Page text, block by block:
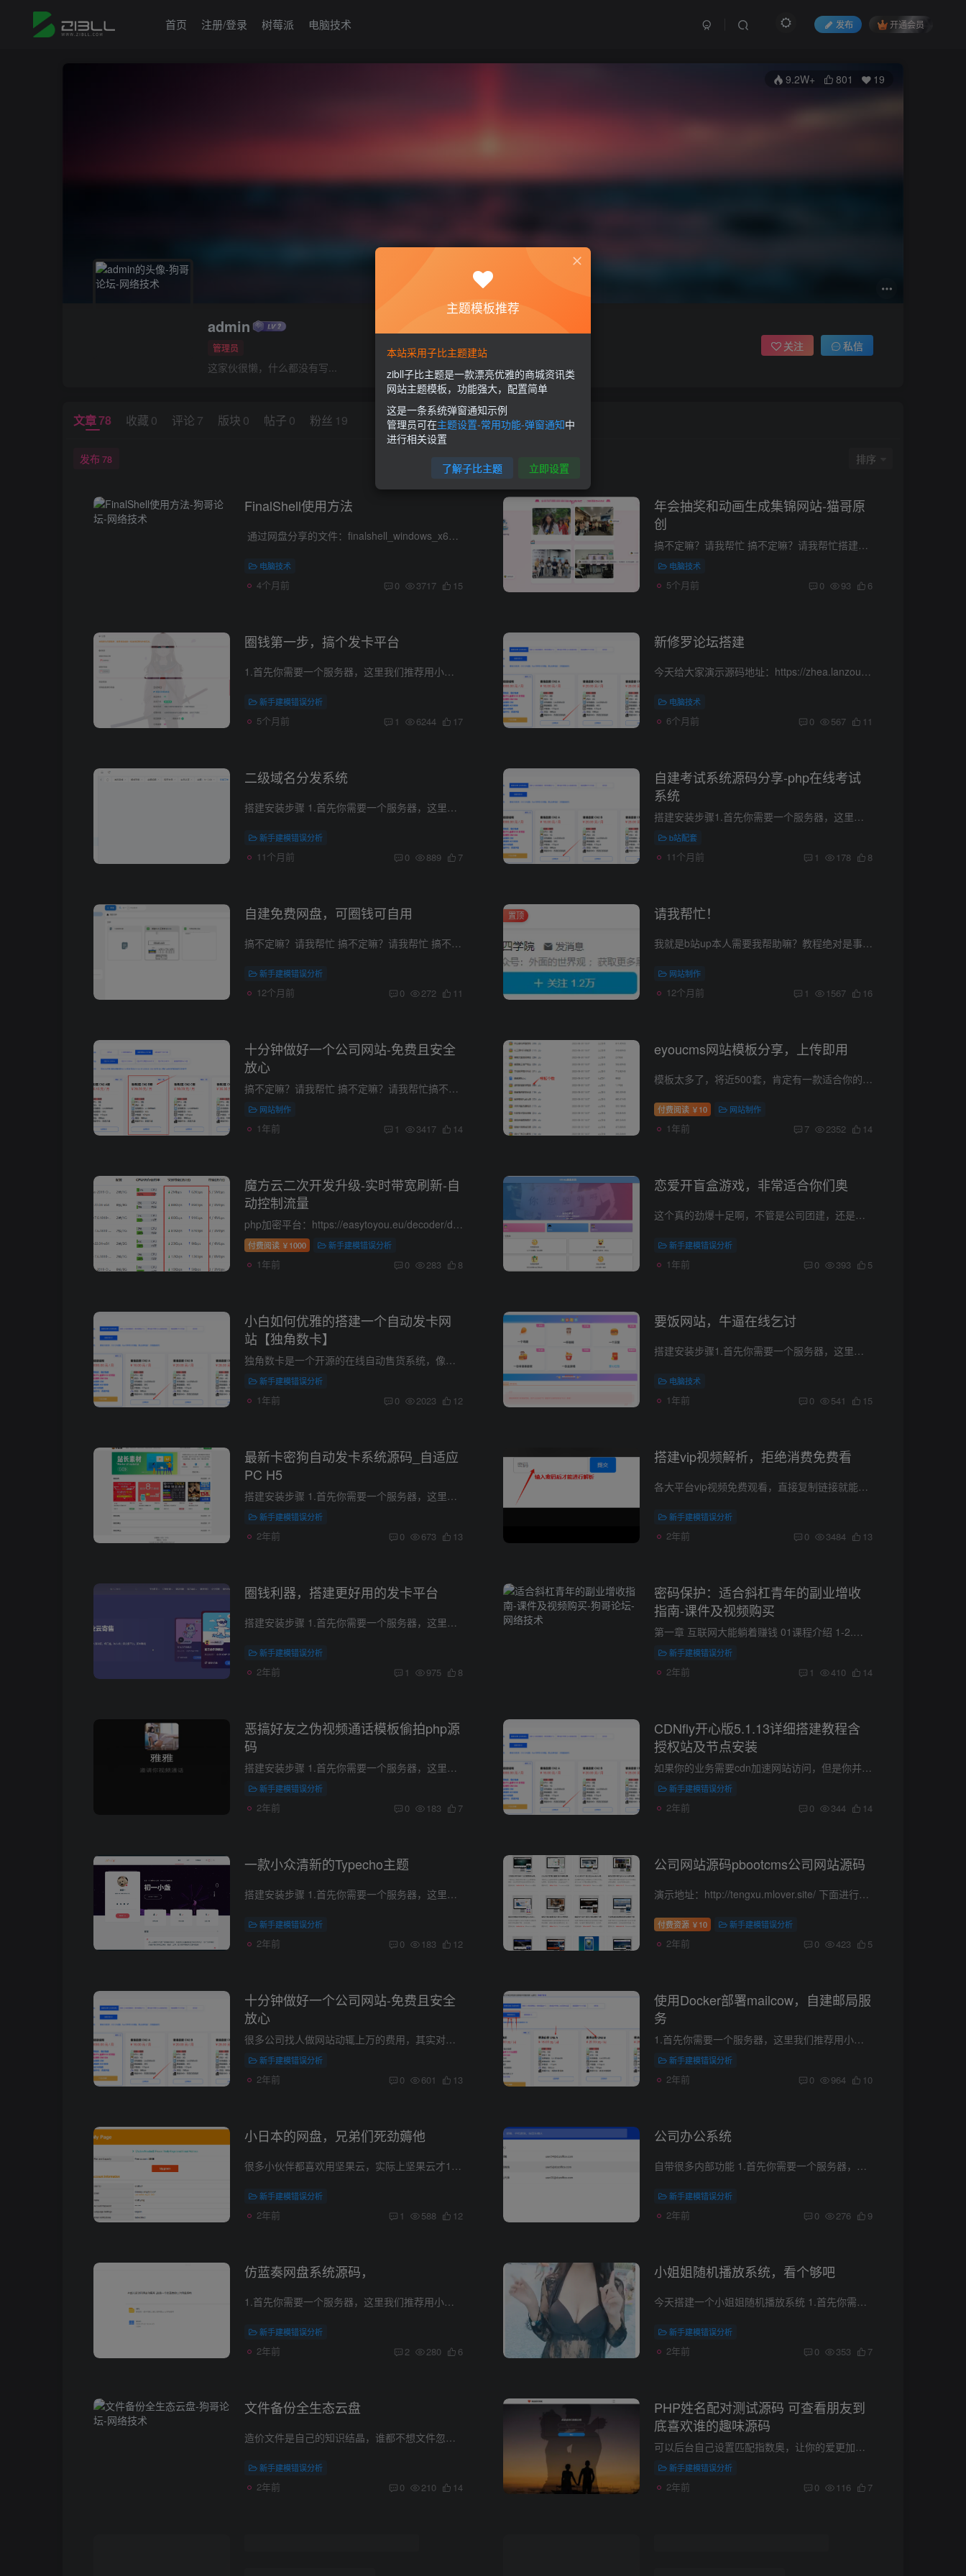
首页 注册/登录 树莓派 电脑技术 发布 开通会员
9.2W+ 801 19
admin
管理员
这家伙很懒，什么都没有写...
关注 私信
文章78 收藏 0 评论 7 版块 0 帖子 0 粉丝 19
发布78 排序
FinalShell使用方法
通过网盘分享的文件：finalshell_windows_x64.exe 链接: https://pan.baidu.com/s/1ZcDm6RnoCR87YA43duLqUA?pwd=8ejb 提取码: 8ejb --来自百度网盘超级会员v8的分享 FinalShell是一体化的的...
电脑技术
4个月前 0 3717 15
年会抽奖和动画生成集锦网站-猫哥原
创
搞不定嘛？请我帮忙 搞不定嘛？请我帮忙搭建安装步骤1.首先你需要一个服务器，这里我们推荐用小狗云的，实惠安全选择最便宜的A型号就够了，足够的，没必要选其他的。2.操作系统一定要选择自带宝...
电脑技术
5个月前 0 93 6
圈钱第一步，搞个发卡平台
1.首先你需要一个服务器，这里我们推荐用小狗云的，实惠安全选择最便宜的A型号就够了，足够的，没必要选其他的。2.操作系统一定要选择自带宝塔的3.登录服务器输入bt default，查看宝塔系统账号...
新手建模错误分析
5个月前 1 6244 17
新修罗论坛搭建
今天给大家演示源码地址：https://zhea.lanzouq.com/iroFA1yspnzcNginx伪静态规则：Nginx伪静态规则： location ~* \.(htm)$ { rewrite '^(.*)/(.+?).htm(.*?)$' $1/index.php?$2.htm$3 last; }...
电脑技术
6个月前 0 567 11
二级域名分发系统
搭建安装步骤 1.首先你需要一个服务器，这里我们推荐用小狗云的，实惠安全 选择最便宜的A型号就够了，足够的，没必要选其他的。 2.操作系统一定要选择自带宝塔的 配置宝塔有视频教程：https://w...
新手建模错误分析
11个月前 0 889 7
自建考试系统源码分享-php在线考试
系统
搭建安装步骤1.首先你需要一个服务器，这里我们推荐用小狗云的，实惠安全选择最便宜的A型号就够了，足够的，没必要选其他的。2.操作系统一定要选择自带宝塔的配置宝塔有视频教程：https://www.b...
b站配套
11个月前 1 178 8
自建免费网盘，可圈钱可自用
搞不定嘛？请我帮忙 搞不定嘛？请我帮忙 搞不定嘛？请我帮忙 请我帮忙请我帮忙请我帮忙 搭建安装步骤 1.首先你需要一个服务器，这里我们推荐用小狗云的，实惠安全 选择最便宜的A型号就够了，足...
新手建模错误分析
12个月前 0 272 11
置顶 请我帮忙！
我就是b站up本人需要我帮助嘛？教程绝对是事无巨细非常详细但是还是有小伙伴们粗心大意搞不定80元，我帮你远程搞定。先付一半，搞定付剩下一半，搞不定退款加微信一定要备注：帮忙加微信一定要...
网站制作
12个月前 1 1567 16
十分钟做好一个公司网站-免费且安全
放心
搞不定嘛？请我帮忙 搞不定嘛？请我帮忙搞不定嘛？请我帮忙 很多公司找人做网站动辄上万的费用，其实对于业内人士是很难理解的。 一个公司网站真的就是几分钟的事儿，如果找别人做，服务器和域...
网站制作
1年前 1 3417 14
eyoucms网站模板分享，上传即用
模板太多了，将近500套，肯定有一款适合你的，没法全部截图出来各位需要的话直接购买即可获取全部的模板 模板使用教程
付费阅读 ￥ 10 网站制作
1年前 7 2352 14
魔方云二次开发升级-实时带宽刷新-自
动控制流量
php加密平台：https://easytoyou.eu/decoder/demophp70魔方云前台代码解密版本链接：https://pan.baidu.com/s/18hvAEgYtorBRhx6j0inzkA?pwd=1111提取码：1111--来自百度网盘超级会员V7的分享流...
付费阅读 ￥ 1000 新手建模错误分析
1年前 0 283 8
恋爱开盲盒游戏，非常适合你们奥
这个真的劲爆十足啊，不管是公司团建，还是学校活动，都可以用用，随机匹配男女生奥服务器随机匹配，拒绝尴尬了这下1.首先你需要一个服务器，这里我们推荐用小狗云的，实惠安全选择最便宜的A型...
新手建模错误分析
1年前 0 393 5
小白如何优雅的搭建一个自动发卡网
站【独角数卡】
独角数卡是一个开源的在线自动售货系统，像这样的发卡大家也都见过，市面上也有很多种类似的系统。我这是使用的独角数卡，不管是界面还是功能都很完美，个人比较喜欢它的UI，设计的非常完整。 ...
新手建模错误分析
1年前 0 2023 12
要饭网站，牛逼在线乞讨
搭建安装步骤1.首先你需要一个服务器，这里我们推荐用小狗云的，实惠安全选择最便宜的A型号就够了，足够的，没必要选其他的。2.操作系统一定要选择自带宝塔的配置宝塔有视频教程：https://www.b...
电脑技术
1年前 0 541 15
最新卡密狗自动发卡系统源码_自适应
PC H5
搭建安装步骤 1.首先你需要一个服务器，这里我们推荐用小狗云的，实惠安全 选择最便宜的A型号就够了，足够的，没必要选其他的。 2.操作系统一定要选择自带宝塔的 配置宝塔有视频教程：https://w...
新手建模错误分析
2年前 0 673 13
搭建vip视频解析，拒绝消费免费看
各大平台vip视频免费观看，直接复制链接就能解析观看 还可以自定义访问密码，送人挺合适的 搭建安装步骤 1.首先你需要一个服务器，这里我们推荐用小狗云的，实惠安全 选择最便宜的A型号就够了，...
新手建模错误分析
2年前 0 3484 13
圈钱利器，搭建更好用的发卡平台
搭建安装步骤 1.首先你需要一个服务器，这里我们推荐用小狗云的，实惠安全 选择最便宜的A型号就够了，足够的，没必要选其他的。 2.操作系统一定要选择自带宝塔的 配置宝塔有视频教程：https://w...
新手建模错误分析
2年前 1 975 8
密码保护：适合斜杠青年的副业增收
指南-课件及视频购买
第一章 互联网大能躺着赚钱 01课程介绍 1-2.空手套白狼的操作 1-3.收款渠道决定你的收入上限 1-4.老外免费，老内收费，破开互联网困境，开拓视野，视野决定上限 课程目标：知道国外网络访问的重...
新手建模错误分析
2年前 1 410 14
恶搞好友之伪视频通话模板偷拍php源
码
搭建安装步骤 1.首先你需要一个服务器，这里我们推荐用小狗云的，实惠安全 选择最便宜的A型号就够了，足够的，没必要选其他的。 2.操作系统一定要选择自带宝塔的 配置宝塔有视频教程：https://w...
新手建模错误分析
2年前 0 183 7
CDNfly开心版5.1.13详细搭建教程含
授权站及节点安装
如果你的业务需要cdn加速网站访问，但是你并不太懂节点机器选择这些，可以找我托管维护，我依照你的需求，提供私人定制的cdn节点和后期运维服务，你不需要有任何专业知识只需要支付费用即可。 1...
新手建模错误分析
2年前 0 344 14
一款小众清新的Typecho主题
搭建安装步骤 1.首先你需要一个服务器，这里我们推荐用小狗云的，实惠安全 选择最便宜的A型号就够了，足够的，没必要选其他的。 2.操作系统一定要选择自带宝塔的 配置宝塔有视频教程：https://w...
新手建模错误分析
2年前 0 183 12
公司网站源码pbootcms公司网站源码
演示地址：http://tengxu.mlover.site/ 下面进行一部分展示由于网站太多，只能截图大家看几个，不是全部的。
付费资源 ￥ 10 新手建模错误分析
2年前 0 423 5
十分钟做好一个公司网站-免费且安全
放心
很多公司找人做网站动辄上万的费用，其实对于业内人士是很难理解的。 一个公司网站真的就是几分钟的事儿，如果找别人做，服务器和域名都把握在别人手里。 那不是随时等着被宰吗。 今天我们教你...
新手建模错误分析
2年前 0 601 13
使用Docker部署mailcow，自建邮局服
务
1.首先你需要一个服务器，这里我们推荐用小狗云的，实惠安全 一定要选择香港自营二区 2.操作系统一定要选择centos的，自建域名邮箱 下面的操作可以在宝塔里面进行 你的宝塔地址 http://154.201....
新手建模错误分析
2年前 0 964 10
小日本的网盘，兄弟们死劲薅他
很多小伙伴都喜欢用坚果云，实际上坚果云才1g的空间，根本不够，抠抠搜搜 给大家推荐一个小日本的，25g空间，不用实名，既能白嫖又能抗日，拿来用这舒心 获取25GB永久空间 1、打开链接 https://...
新手建模错误分析
2年前 1 588 12
公司办公系统
自带很多内部功能 1.首先你需要一个服务器，这里我们推荐用小狗云的，实惠安全 选择最便宜的A型号就够了，足够的，没必要选其他的。 2.操作系统一定要选择自带宝塔的 配置宝塔有视频教程：https...
新手建模错误分析
2年前 0 276 9
仿蓝奏网盘系统源码，
1.首先你需要一个服务器，这里我们推荐用小狗云的，实惠安全 选择最便宜的A型号就够了，足够的，没必要选其他的。 2.操作系统一定要选择自带宝塔的 配置宝塔有视频教程：https://www.bilibili.c...
新手建模错误分析
2年前 2 280 6
小姐姐随机播放系统，看个够吧
今天搭建一个小姐姐随机播放系统 1.首先你需要一个服务器，这里我们推荐用小狗云的，实惠安全 选择最便宜的A型号就够了，足够的，没必要选其他的。 2.操作系统一定要选择自带宝塔的 配置宝塔有...
新手建模错误分析
2年前 0 353 7
文件备份全生态云盘
造价文件是自己的知识结晶，谁都不想文件忽然打不开了数据无价这个方法可以100%保证文件安全性，而且同时可以让所有工程文件上云 一，100%防锁： 云盘直接映射到本地电脑，目前来看，这个...
新手建模错误分析
2年前 0 210 14
PHP姓名配对测试源码 可查看朋友到
底喜欢谁的趣味源码
可以后台自己设置匹配指数奥，让你的爱更加永恒 没设置的话第一次查询缘分都是非常好的 95-99，第二次查就比较差 ， 所以如果要你女朋友查询你的名字觉得很好 那就得是她第一反应是查和你的缘分...
新手建模错误分析
2年前 0 116 7
主题模板推荐
本站采用子比主题建站
zibll子比主题是一款漂亮优雅的商城资讯类
网站主题模板，功能强大，配置简单
这是一条系统弹窗通知示例
管理员可在主题设置-常用功能-弹窗通知中
进行相关设置
了解子比主题 立即设置